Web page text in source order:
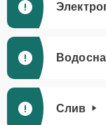
Слив